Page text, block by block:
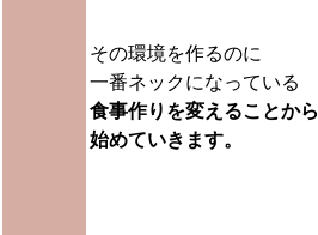
その環境を作るのに
一番ネックになっている
食事作りを変えることから
始めていきます。